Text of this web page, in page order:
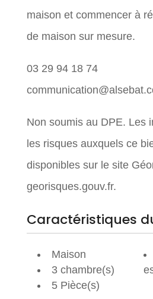
maison et commencer à
de maison sur mesure.
03 29 94 18 74
Non soumis au DPE. Les
les risques auxquels ce
disponibles sur le site
georisques.gouv.fr.
Caractéristiques
Maison
3 chambre(s)
5 Pièce(s)